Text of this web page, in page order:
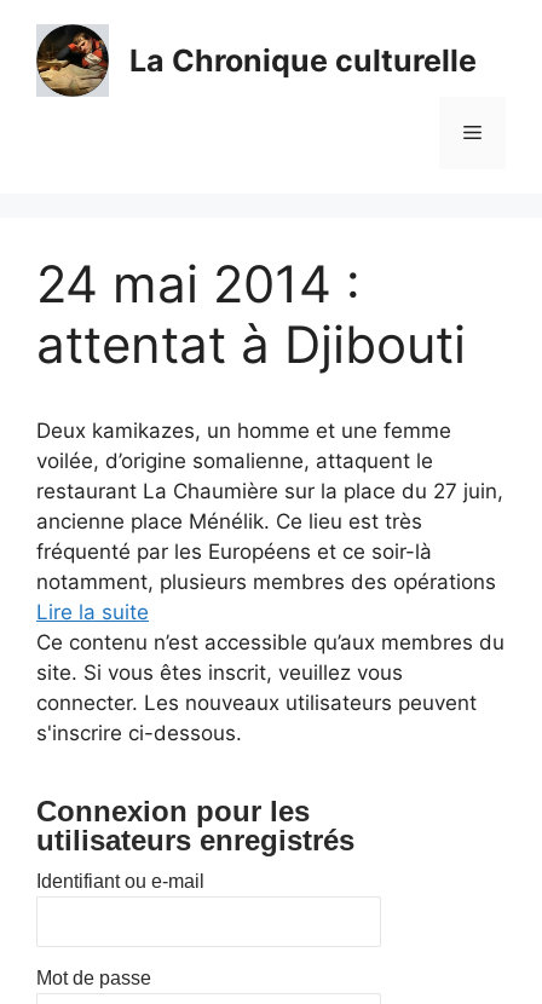
contenu
La Chronique culturelle
Menu
24 mai 2014 :
attentat à Djibouti
Deux kamikazes, un homme et une femme
voilée, d’origine somalienne, attaquent le
restaurant La Chaumière sur la place du 27 juin,
ancienne place Ménélik. Ce lieu est très
fréquenté par les Européens et ce soir-là
notamment, plusieurs membres des opérations
Lire la suite
Ce contenu n’est accessible qu’aux membres du
site. Si vous êtes inscrit, veuillez vous
connecter. Les nouveaux utilisateurs peuvent
s'inscrire ci-dessous.
Connexion pour les
utilisateurs enregistrés
Identifiant ou e-mail
Mot de passe